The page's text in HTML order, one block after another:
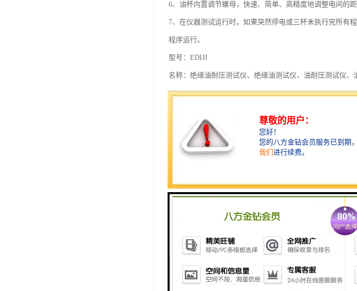
6、油杯内置调节螺母，快速、简单、高精度地调整电间的距
7、在仪器测试运行时，如果突然停电或三杯未执行完所有
程序运行。
型号：EDIJJ
名称：绝缘油耐压测试仪、绝缘油测试仪、油耐压测试仪
EDIJJ油耐压测试仪又称绝缘油测试仪、绝缘油耐压测试仪
2002研制而成的一款单油杯绝缘油耐压测试仪，绝缘油耐
耐压测试仪控制部分采用单片机为控制中心，油耐压测试仪